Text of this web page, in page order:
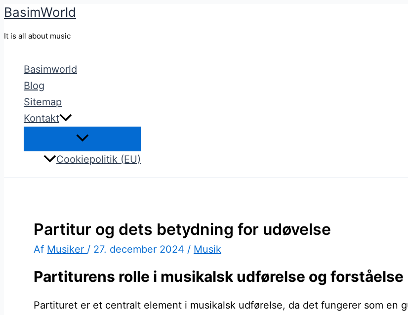
Gå
BasimWorld
It is all about music
Basimworld
Blog
Sitemap
Kontakt
Cookiepolitik (EU)
Partitur og dets betydning for udøvelse
Af Musiker / 27. december 2024 / Musik
Partiturens rolle i musikalsk udførelse og forståelse
Partituret er et centralt element i musikalsk udførelse, da det fungerer som en